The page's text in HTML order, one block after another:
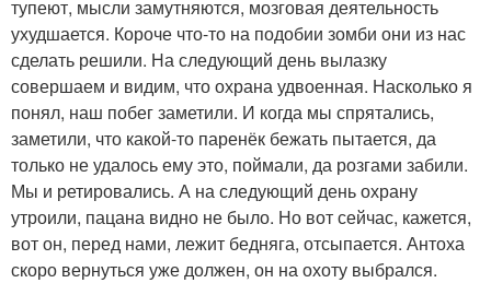
тупеют, мысли замутняются, мозговая деятельность
ухудшается. Короче что-то на подобии зомби они из нас
сделать решили. На следующий день вылазку
совершаем и видим, что охрана удвоенная. Насколько я
понял, наш побег заметили. И когда мы спрятались,
заметили, что какой-то паренёк бежать пытается, да
только не удалось ему это, поймали, да розгами забили.
Мы и ретировались. А на следующий день охрану
утроили, пацана видно не было. Но вот сейчас, кажется,
вот он, перед нами, лежит бедняга, отсыпается. Антоха
скоро вернуться уже должен, он на охоту выбрался.